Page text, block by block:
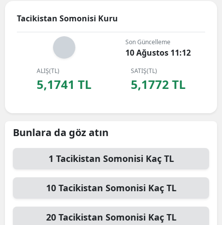
Tacikistan Somonisi Kuru
Son Güncelleme
10 Ağustos 11:12
ALIŞ(TL)
5,1741 TL
SATIŞ(TL)
5,1772 TL
Bunlara da göz atın
1 Tacikistan Somonisi Kaç TL
10 Tacikistan Somonisi Kaç TL
20 Tacikistan Somonisi Kaç TL